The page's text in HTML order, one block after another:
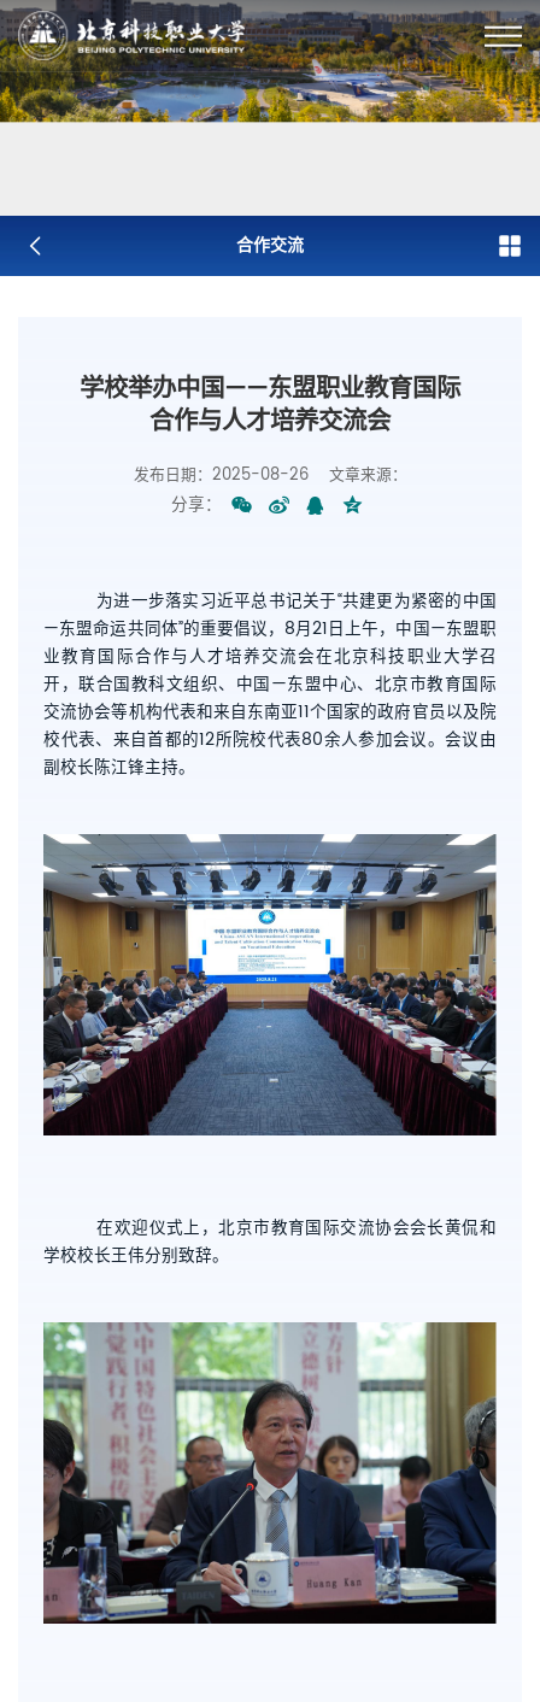
合作交流
学校举办中国——东盟职业教育国际
合作与人才培养交流会
发布日期：2025-08-26 文章来源：
分享：
为进一步落实习近平总书记关于“共建更为紧密的中国
—东盟命运共同体”的重要倡议， 8月21日上午，中国—东盟职
业教育国际合作与人才培养交流会在北京科技职业大学召
开，联合国教科文组织、中国—东盟中心、北京市教育国际
交流协会等机构代表和来自东南亚11个国家的政府官员以及院
校代表、来自首都的12所院校代表80余人参加会议。会议由
副校长陈江锋主持。
在欢迎仪式上，北京市教育国际交流协会会长黄侃和
学校校长王伟分别致辞。